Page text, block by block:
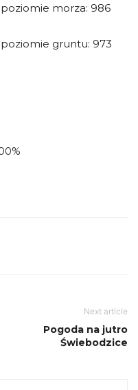
morza: 986
gruntu: 973
Next article
Pogoda na jutro
Świebodzice